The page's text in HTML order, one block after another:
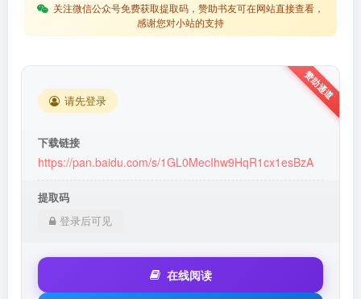
关注微信公众号免费获取提取码，赞助书友可在网站直接查看，
感谢您对小站的支持
请先登录
下载链接
https://pan.baidu.com/s/1GL0MecIhw9HqR1cx1esBzA
提取码
登录后可见
在线阅读